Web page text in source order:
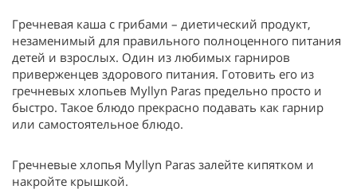
Гречневая каша с грибами – диетический продукт,
незаменимый для правильного полноценного питания
детей и взрослых. Один из любимых гарниров
приверженцев здорового питания. Готовить его из
гречневых хлопьев Myllyn Paras предельно просто и
быстро. Такое блюдо прекрасно подавать как гарнир
или самостоятельное блюдо.
Гречневые хлопья Myllyn Paras залейте кипятком и
накройте крышкой.